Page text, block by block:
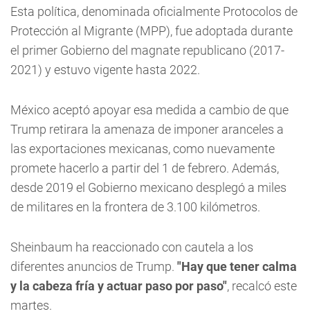
Esta política, denominada oficialmente Protocolos de
Protección al Migrante (MPP), fue adoptada durante
el primer Gobierno del magnate republicano (2017-
2021) y estuvo vigente hasta 2022.
México aceptó apoyar esa medida a cambio de que
Trump retirara la amenaza de imponer aranceles a
las exportaciones mexicanas, como nuevamente
promete hacerlo a partir del 1 de febrero. Además,
desde 2019 el Gobierno mexicano desplegó a miles
de militares en la frontera de 3.100 kilómetros.
Sheinbaum ha reaccionado con cautela a los
diferentes anuncios de Trump. "Hay que tener calma
y la cabeza fría y actuar paso por paso", recalcó este
martes.